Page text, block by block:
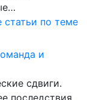
статьи по теме
и
сдвиги.
последствия